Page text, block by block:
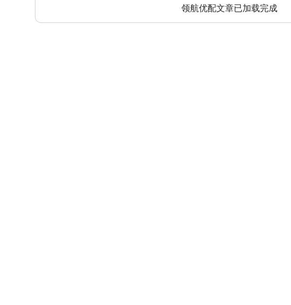
领航优配文章已加载完成